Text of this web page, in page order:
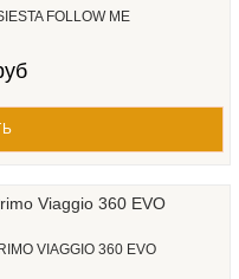
FOLLOW ME
VIAGGIO 360 EVO